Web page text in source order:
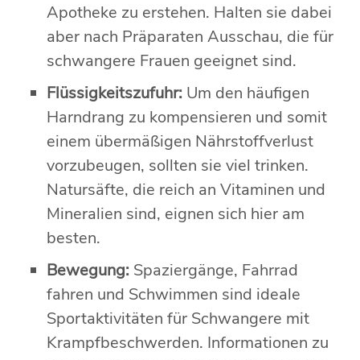
Apotheke zu erstehen. Halten sie dabei
aber nach Präparaten Ausschau, die für
schwangere Frauen geeignet sind.
Flüssigkeitszufuhr: Um den häufigen
Harndrang zu kompensieren und somit
einem übermäßigen Nährstoffverlust
vorzubeugen, sollten sie viel trinken.
Natursäfte, die reich an Vitaminen und
Mineralien sind, eignen sich hier am
besten.
Bewegung: Spaziergänge, Fahrrad
fahren und Schwimmen sind ideale
Sportaktivitäten für Schwangere mit
Krampfbeschwerden. Informationen zu